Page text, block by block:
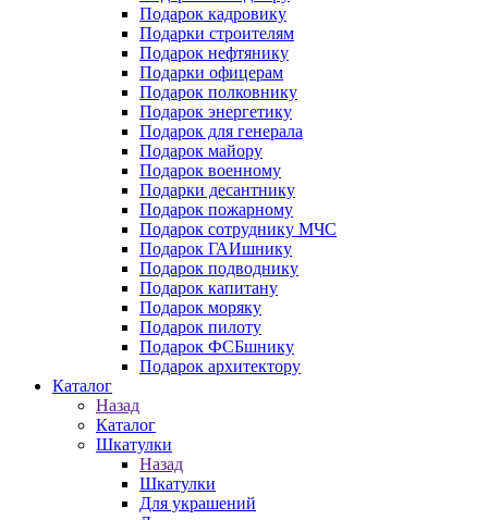
Подарок кадровику
Подарки строителям
Подарок нефтянику
Подарки офицерам
Подарок полковнику
Подарок энергетику
Подарок для генерала
Подарок майору
Подарок военному
Подарки десантнику
Подарок пожарному
Подарок сотруднику МЧС
Подарок ГАИшнику
Подарок подводнику
Подарок капитану
Подарок моряку
Подарок пилоту
Подарок ФСБшнику
Подарок архитектору
Каталог
Назад
Каталог
Шкатулки
Назад
Шкатулки
Для украшений